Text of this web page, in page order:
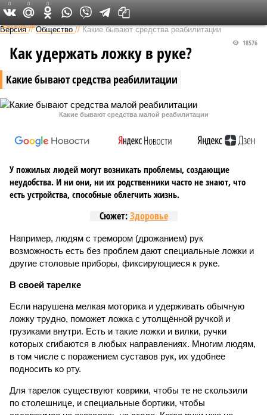
Федеральный выпуск
Версия //Общество //Какие бывают средства реабилитации
Какие бывают средства реабилитации
18576
Как удержать ложку в руке?
Какие бывают средства малой реабилитации
У пожилых людей могут возникать проблемы, создающие
неудобства. И ни они, ни их родственники часто не знают, что
есть устройства, способные облегчить жизнь.
Сюжет:Здоровье
Например, людям с тремором (дрожанием) рук
возможность есть без проб­лем дают специальные ложки и
другие столовые приборы, фиксирующиеся к руке.
В своей тарелке
Если нарушена мелкая моторика и удерживать обычную
ложку трудно, поможет ложка с утолщённой ручкой и
грузиками внутри. Есть и такие ложки и вилки, ручки
которых сгибаются в любых направлениях. Многим людям,
в том числе с поражением суставов рук, их удобнее
подносить ко рту.
Для тарелок существуют коврики, чтобы те не скользили
по столешнице, и специальные бортики, чтобы
0 0 0